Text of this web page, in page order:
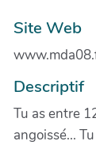
Site Web
Descriptif
Tu as entre
angoissé...